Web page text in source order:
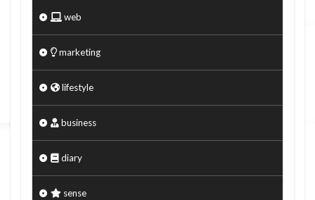
web
marketing
lifestyle
business
diary
sense